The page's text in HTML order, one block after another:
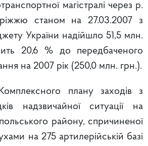
магістралі через р.
станом на 27.03.2007 з
України надійшло 51,5 млн.
20,6 % до передбаченого
на 2007 рік (250,0 млн. грн.).
плану заходів з
надзвичайної ситуації на
району, спричиненої
на 275 артилерійській базі